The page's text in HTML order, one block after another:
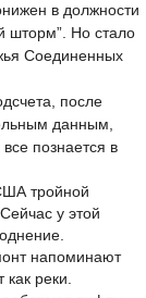
в должности
шторм”. Но стало
Соединенных
после
данным,
познается в
тройной
у этой
напоминают
реки.